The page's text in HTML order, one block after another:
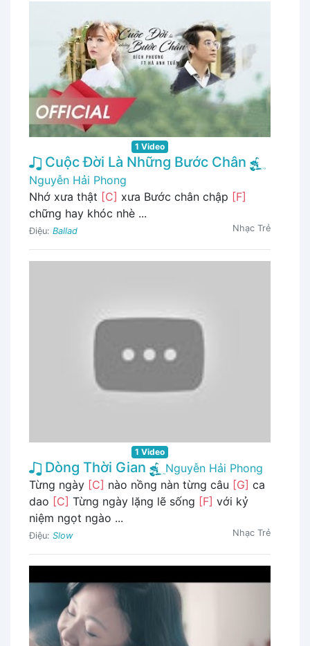
1 Video
Cuộc Đời Là Những Bước Chân
Nguyễn Hải Phong
Nhớ xưa thật [C] xưa Bước chân chập [F]
chững hay khóc nhè ...
Điệu: Ballad Nhạc Trẻ
1 Video
Dòng Thời Gian
Nguyễn Hải Phong
Từng ngày [C] nào nồng nàn từng câu [G] ca
dao [C] Từng ngày lặng lẽ sống [F] với kỷ
niệm ngọt ngào ...
Điệu: Slow Nhạc Trẻ